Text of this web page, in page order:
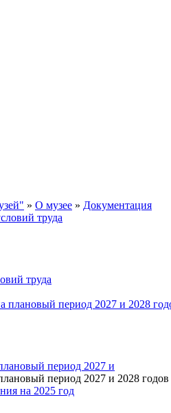
» О музее » Документация
труда
период 2027 и
период 2027 и 2028 годов